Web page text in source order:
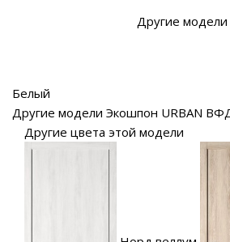
Другие
Белый
Другие модели Экошпон URBAN
Другие цвета этой модели